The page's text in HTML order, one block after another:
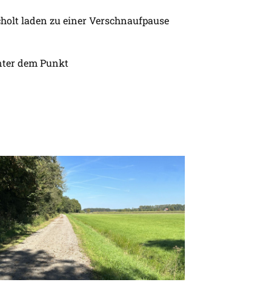
laden zu einer Verschnaufpause
dem Punkt